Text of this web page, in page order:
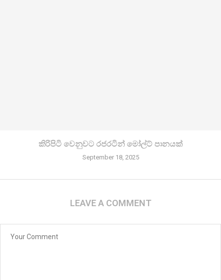
කිරි­පිටි වෙනු­වට රජ­ර­ටින් මෝල්ට් පානයක්
September 18, 2025
LEAVE A COMMENT